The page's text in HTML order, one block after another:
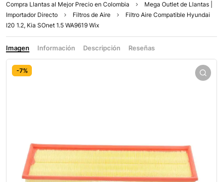
Compra Llantas al Mejor Precio en Colombia
Mega Outlet de Llantas |
Importador Directo
Filtros de Aire
Filtro Aire Compatible Hyundai
I20 1.2, Kia SOnet 1.5 WA9619 Wix
Imagen Información Descripción Reseñas
-7%